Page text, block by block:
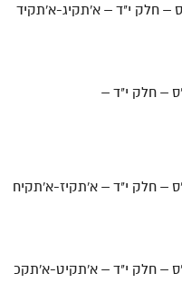
– חלק י"ד –